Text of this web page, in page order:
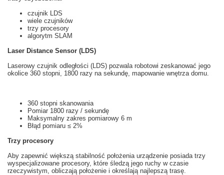
czujnik LDS
wiele czujników
trzy procesory
algorytm SLAM
Laser Distance Sensor (LDS)
Laserowy czujnik odległości (LDS) pozwala robotowi zeskanować jego
okolice 360 stopni, 1800 razy na sekundę, mapowanie wnętrza domu.
360 stopni skanowania
Pomiar 1800 razy / sekundę
Maksymalny zakres pomiarowy 6 m
Błąd pomiaru ≤ 2%
Trzy procesory
Aby zapewnić większą stabilność położeniaurządzenie posiada trzy
wyspecjalizowane prоcesory, które śledzą jego ruchy w czasie
rzeczywistym, obliczają położenie i określają najlepszą trasę.